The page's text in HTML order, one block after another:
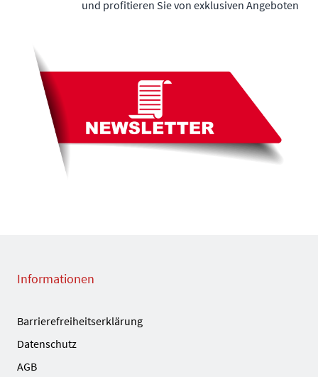
und profitieren Sie von exklusiven Angeboten
Informationen
Barrierefreiheitserklärung
Datenschutz
AGB